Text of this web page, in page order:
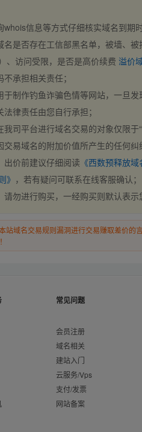
whois信息等方式仔细核实域名到期
名是否存在工信部黑名单，被墙、
、访问受限，是否是高价续费 溢价
承担相关责任；
于制作钓鱼诈骗色情等网站，一旦
律责任由您自行承担；
司平台进行域名交易的对象仅限于
交易域名的附加价值所产生的任何
出价前建议仔细阅读 《西数预释放
》 ，若有疑问可联系在线客服确认；
请勿进行购买，一经购买则默认表
站域名交易规则漏洞进行交易赚取差价的
常见问题
会员注册
域名相关
建站入门
云服务/Vps
支付/发票
网站备案